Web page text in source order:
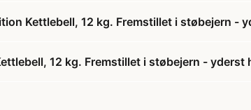
Kettlebell, 12 kg. Fremstillet i støbejern
12 kg. Fremstillet i støbejern -